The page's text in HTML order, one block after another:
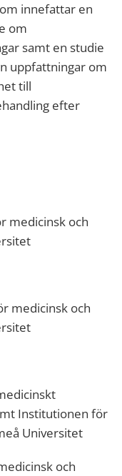
innefattar en
om
samt en studie
uppfattningar om
till
efter
medicinsk och
medicinsk och
Institutionen för
Universitet
och